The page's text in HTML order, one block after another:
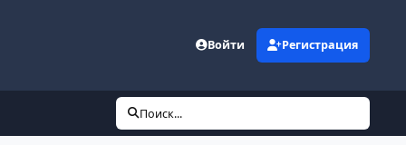
Войти Регистрация
Поиск...